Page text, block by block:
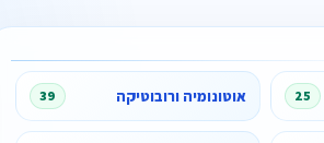
25 אוטונומיה ורובוטיקה 39